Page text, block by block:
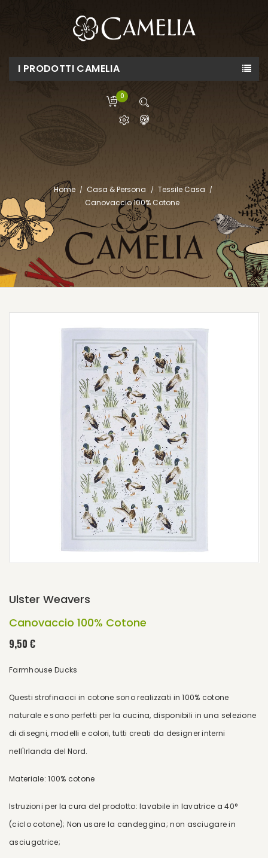
I PRODOTTI CAMELIA
0
Home Casa & Persona
Tessile Casa
Canovaccio 100% Cotone
Ulster Weavers
Canovaccio 100% Cotone
9,50 €
Farmhouse Ducks
Questi strofinacci in cotone sono realizzati in 100% cotone
naturale e sono perfetti per la cucina, disponibili in una selezione
di disegni, modelli e colori, tutti creati da designer interni
nell'Irlanda del Nord.
Materiale: 100% cotone
Istruzioni per la cura del prodotto: lavabile in lavatrice a 40°
(ciclo cotone); Non usare la candeggina; non asciugare in
asciugatrice;